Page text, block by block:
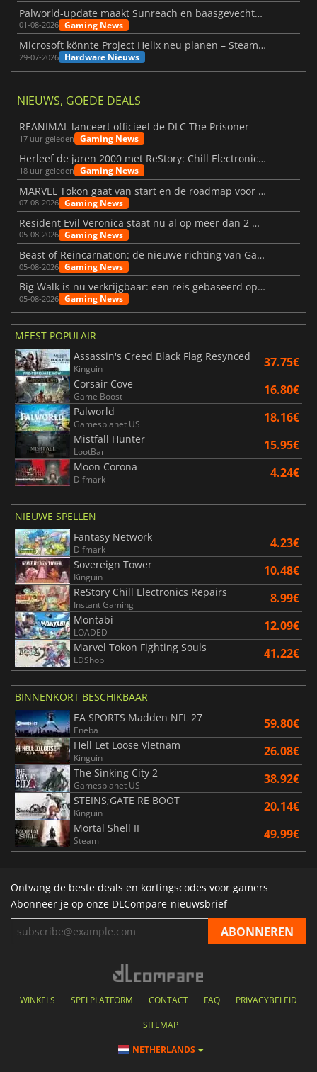
Palworld-update maakt Sunreach en baasgevechten stabieler
01-08-2026 Gaming News
Microsoft könnte Project Helix neu planen – Steam-Support wackelt
29-07-2026 Hardware Nieuws
NIEUWS, GOEDE DEALS
REANIMAL lanceert officieel de DLC The Prisoner
17 uur geleden Gaming News
Herleef de jaren 2000 met ReStory: Chill Electronics Repairs
18 uur geleden Gaming News
MARVEL Tōkon gaat van start en de roadmap voor jaar 1 is bekendgemaakt
07-08-2026 Gaming News
Resident Evil Veronica staat nu al op meer dan 2 miljoen verlanglijstjes
05-08-2026 Gaming News
Beast of Reincarnation: de nieuwe richting van Game Freak
05-08-2026 Gaming News
Big Walk is nu verkrijgbaar: een reis gebaseerd op vriendschap
05-08-2026 Gaming News
MEEST POPULAIR
Assassin's Creed Black Flag Resynced
Kinguin 37.75€
Corsair Cove
Game Boost 16.80€
Palworld
Gamesplanet US 18.16€
Mistfall Hunter
LootBar 15.95€
Moon Corona
Difmark 4.24€
NIEUWE SPELLEN
Fantasy Network
Difmark 4.23€
Sovereign Tower
Kinguin 10.48€
ReStory Chill Electronics Repairs
Instant Gaming 8.99€
Montabi
LOADED 12.09€
Marvel Tokon Fighting Souls
LDShop 41.22€
BINNENKORT BESCHIKBAAR
EA SPORTS Madden NFL 27
Eneba 59.80€
Hell Let Loose Vietnam
Kinguin 26.08€
The Sinking City 2
Gamesplanet US 38.92€
STEINS;GATE RE BOOT
Kinguin 20.14€
Mortal Shell II
Steam 49.99€
Ontvang de beste deals en kortingscodes voor gamers
Abonneer je op onze DLCompare-nieuwsbrief
WINKELS SPELPLATFORM CONTACT FAQ PRIVACYBELEID
SITEMAP
NETHERLANDS